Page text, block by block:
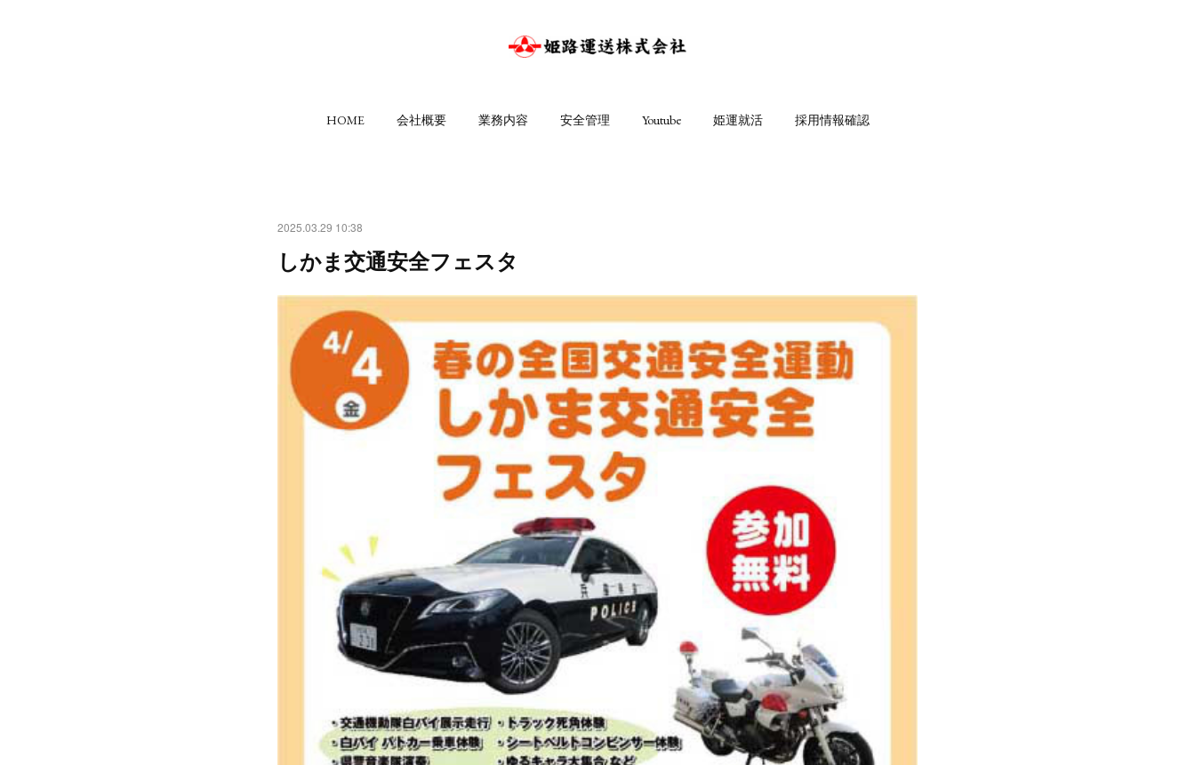
HOME 会社概要 業務内容 安全管理 Youtube 姫運就活 採用情報確認
2025.03.29 10:38
しかま交通安全フェスタ